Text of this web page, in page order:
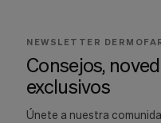
NEWSLETTER
Consejos,
exclusivos
Únete a nuestra